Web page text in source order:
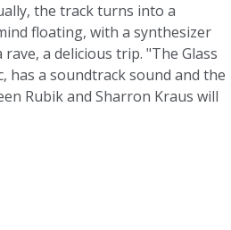
the track turns into a
floating, with a synthesizer
a delicious trip. "The Glass
has a soundtrack sound and the
Rubik and Sharron Kraus will